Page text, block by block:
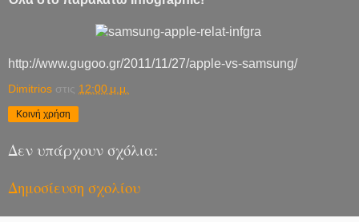
http://www.gugoo.gr/2011/11/27/apple-vs-samsung/
Dimitrios στις 12:00 μ.μ.
Κοινή χρήση
Δεν υπάρχουν σχόλια:
Δημοσίευση σχολίου